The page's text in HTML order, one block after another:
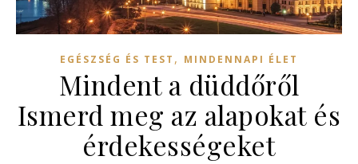
EGÉSZSÉG ÉS TEST , MINDENNAPI ÉLET
Mindent a düddőről
Ismerd meg az alapokat és
érdekességeket